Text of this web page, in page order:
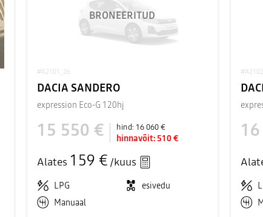
#A2101_26
BRONEERITUD
DACIA SANDERO
expression Eco-G 120hj
15 550 € hind: 16 060 €
hinnavõit: 510 €
Alates 159 € /kuus
LPG
esivedu
Manuaal